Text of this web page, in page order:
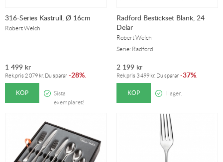
316-Series Kastrull, Ø 16cm
Robert Welch
1 499 kr
Rek.pris 2 079 kr. Du sparar -28%.
KÖP
Sista
exemplaret!
Radford Bestickset Blank, 24
Delar
Robert Welch
Serie: Radford
2 199 kr
Rek.pris 3 499 kr. Du sparar -37%.
KÖP I lager.